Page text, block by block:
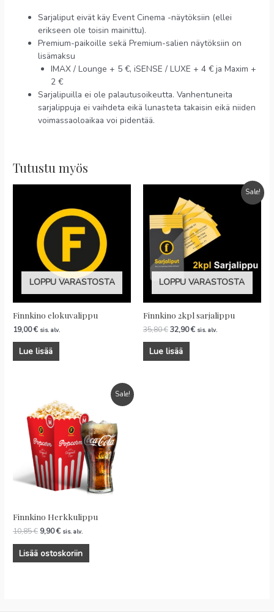
Sarjaliput eivät käy Event Cinema -näytöksiin (ellei
erikseen ole toisin mainittu).
Premium-paikoille sekä Premium-salien näytöksiin on
lisämaksu
IMAX / Lounge + 5 €, iSENSE / LUXE + 4 € ja Maxim +
2 €
Sarjalipuilla ei ole palautusoikeutta. Vanhentuneita
sarjalippuja ei vaihdeta eikä lunasteta takaisin eikä niiden
voimassaoloaikaa voi pidentää.
Tutustu myös
LOPPU VARASTOSTA
Finnkino elokuvalippu
19,00€ sis. alv.
Lue lisää
Sale!
LOPPU VARASTOSTA
Finnkino 2kpl sarjalippu
35,80€32,90€ sis. alv.
Lue lisää
Sale!
Finnkino Herkkulippu
10,85€ 9,90€ sis. alv.
Lisää ostoskoriin